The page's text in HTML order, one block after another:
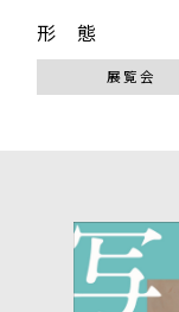
形 態
展覧会